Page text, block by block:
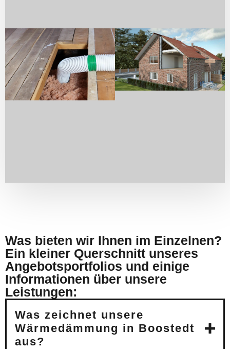
Was bieten wir Ihnen im Einzelnen?
Ein kleiner Querschnitt unseres
Angebotsportfolios und einige
Informationen über unsere
Leistungen:
Was zeichnet unsere
Wärmedämmung in Boostedt
aus?